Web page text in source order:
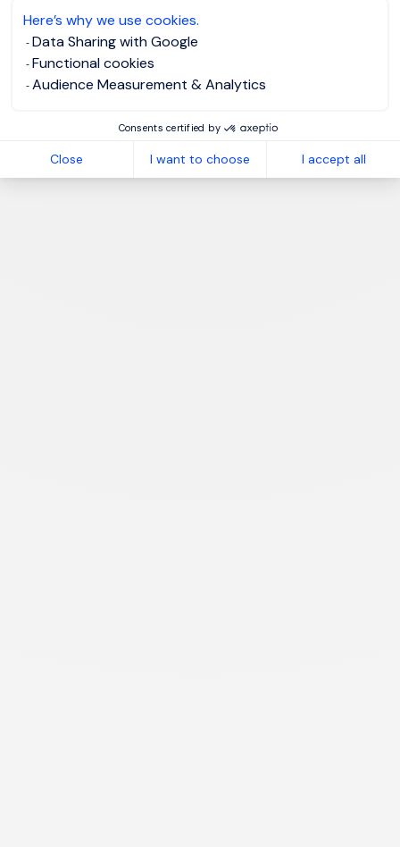
Here’s why we use cookies.
Data Sharing with Google
Functional cookies
Audience Measurement & Analytics
Consents certified by
Close I want to choose I accept all